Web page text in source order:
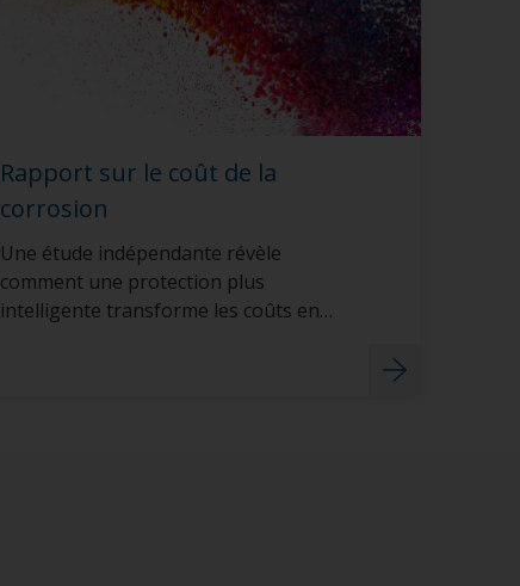
Rapport sur le coût de la
corrosion
Une étude indépendante révèle
comment une protection plus
intelligente transforme les coûts en